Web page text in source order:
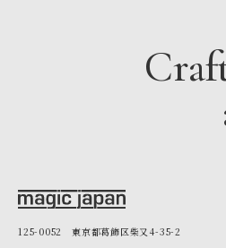
125-0052 東京都葛飾区柴又4-35-2